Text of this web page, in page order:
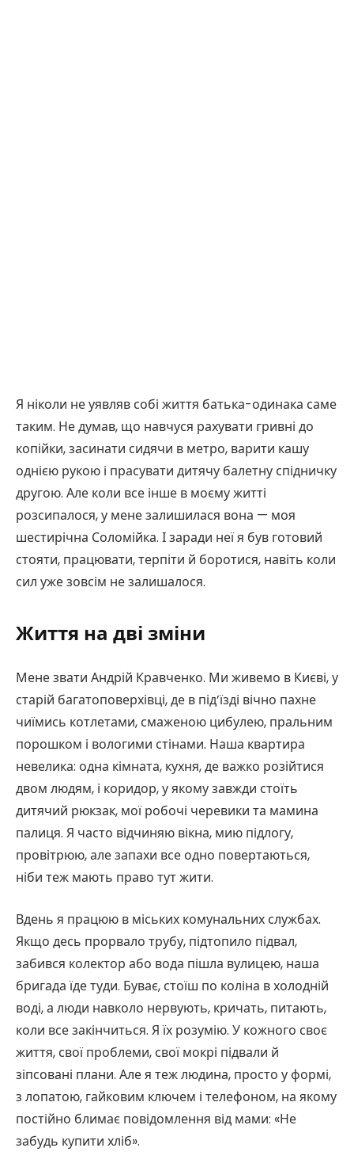
Я ніколи не уявляв собі життя батька-одинака саме
таким. Не думав, що навчуся рахувати гривні до
копійки, засинати сидячи в метро, варити кашу
однією рукою і прасувати дитячу балетну спідничку
другою. Але коли все інше в моєму житті
розсипалося, у мене залишилася вона — моя
шестирічна Соломійка. І заради неї я був готовий
стояти, працювати, терпіти й боротися, навіть коли
сил уже зовсім не залишалося.
Життя на дві зміни
Мене звати Андрій Кравченко. Ми живемо в Києві, у
старій багатоповерхівці, де в під’їзді вічно пахне
чиїмись котлетами, смаженою цибулею, пральним
порошком і вологими стінами. Наша квартира
невелика: одна кімната, кухня, де важко розійтися
двом людям, і коридор, у якому завжди стоїть
дитячий рюкзак, мої робочі черевики та мамина
палиця. Я часто відчиняю вікна, мию підлогу,
провітрюю, але запахи все одно повертаються,
ніби теж мають право тут жити.
Вдень я працюю в міських комунальних службах.
Якщо десь прорвало трубу, підтопило підвал,
забився колектор або вода пішла вулицею, наша
бригада їде туди. Буває, стоїш по коліна в холодній
воді, а люди навколо нервують, кричать, питають,
коли все закінчиться. Я їх розумію. У кожного своє
життя, свої проблеми, свої мокрі підвали й
зіпсовані плани. Але я теж людина, просто у формі,
з лопатою, гайковим ключем і телефоном, на якому
постійно блимає повідомлення від мами: «Не
забудь купити хліб».